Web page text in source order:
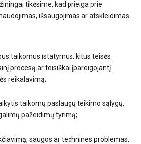
tikėsime, kad prieiga prie
išsaugojimas ar atskleidimas
taikomus įstatymus, kitus teisės
procesą ar teisiškai įpareigojantį
reikalavimą;
taikomų paslaugų teikimo sąlygų,
pažeidimų tyrimą;
saugos ar technines problemas,